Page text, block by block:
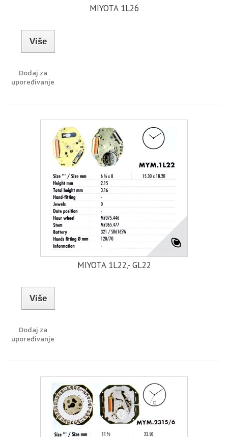
MIYOTA 1L26
Više
Dodaj za
upoređivanje
MIYOTA 1L22‚- GL22
Više
Dodaj za
upoređivanje